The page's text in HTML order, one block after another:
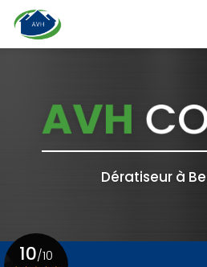
au
contenu
principal
Dératiseur à
10/10